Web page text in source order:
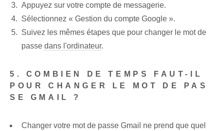
Appuyez sur votre compte de messagerie.
Sélectionnez « Gestion du compte Google ».
Suivez les mêmes étapes que pour changer le mot de
passe dans l'ordinateur.
5. COMBIEN DE TEMPS FAUT-IL
POUR CHANGER LE MOT DE PAS
SE GMAIL ?
Changer votre mot de passe Gmail ne prend que quel